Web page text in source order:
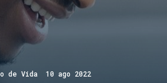
de Vida 10 ago 2022